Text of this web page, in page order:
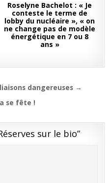
Roselyne Bachelot : « Je
conteste le terme de
lobby du nucléaire », « on
ne change pas de modèle
énergétique en 7 ou 8
ans »
dangereuses →
se fête !
sur le bio”